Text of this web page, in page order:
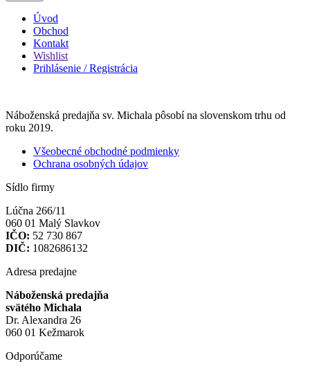
Úvod
Obchod
Kontakt
Wishlist
Prihlásenie / Registrácia
Náboženská predajňa sv. Michala pôsobí na slovenskom trhu od
roku 2019.
Všeobecné obchodné podmienky
Ochrana osobných údajov
Sídlo firmy
Lúčna 266/11
060 01 Malý Slavkov
IČO: 52 730 867
DIČ: 1082686132
Adresa predajne
Náboženská predajňa
svätého Michala
Dr. Alexandra 26
060 01 Kežmarok
Odporúčame